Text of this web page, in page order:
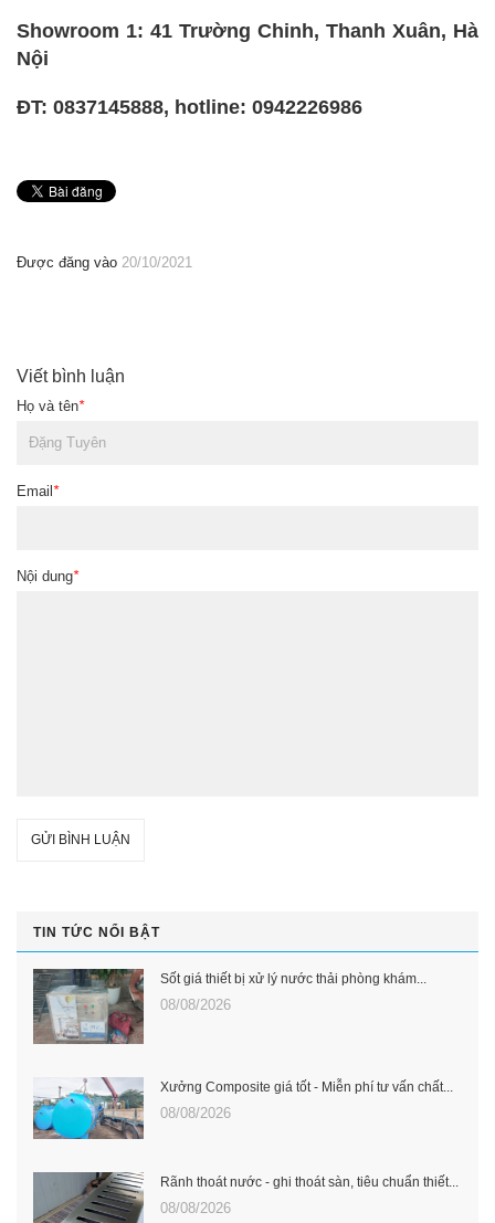
Showroom 1: 41 Trường Chinh, Thanh Xuân, Hà
Nội
ĐT: 0837145888, hotline: 0942226986
Được đăng vào 20/10/2021
Viết bình luận
Họ và tên*
Email *
Nội dung*
GỬI BÌNH LUẬN
TIN TỨC NỔI BẬT
Sốt giá thiết bị xử lý nước thải phòng khám...
08/08/2026
Xưởng Composite giá tốt - Miễn phí tư vấn chất...
08/08/2026
Rãnh thoát nước - ghi thoát sàn, tiêu chuẩn thiết...
08/08/2026